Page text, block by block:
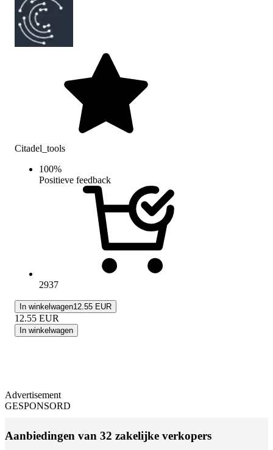
Citadel_tools
100%
Positieve feedback
2937
In winkelwagen12.55 EUR
12.55 EUR
In winkelwagen
Advertisement
GESPONSORD
Aanbiedingen van 32 zakelijke verkopers